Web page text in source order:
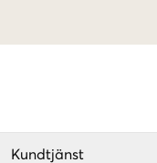
Kundtjänst